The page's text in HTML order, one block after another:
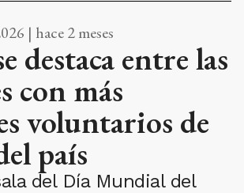
| hace 2 meses
destaca entre las
con más
voluntarios de
país
del Día Mundial del